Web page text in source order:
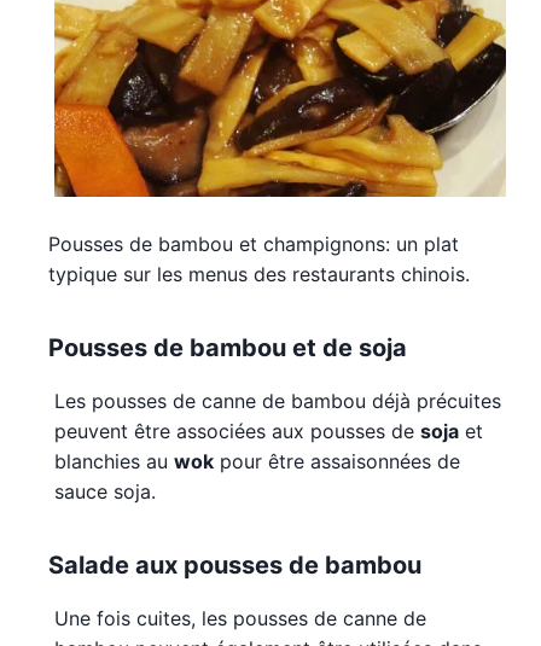
Pousses de bambou et champignons: un plat
typique sur les menus des restaurants chinois.
Pousses de bambou et de soja
Les pousses de canne de bambou déjà précuites
peuvent être associées aux pousses de soja et
blanchies au wok pour être assaisonnées de
sauce soja.
Salade aux pousses de bambou
Une fois cuites, les pousses de canne de